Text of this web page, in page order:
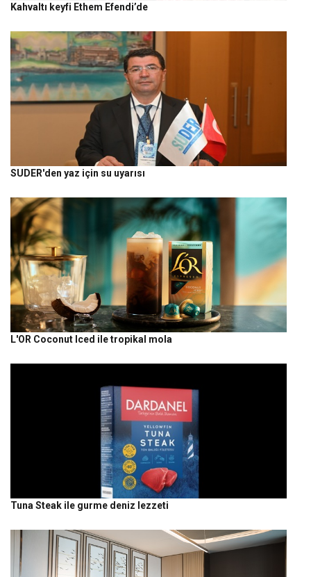
Kahvaltı keyfi Ethem Efendi’de
SUDER'den yaz için su uyarısı
L'OR Coconut Iced ile tropikal mola
Tuna Steak ile gurme deniz lezzeti